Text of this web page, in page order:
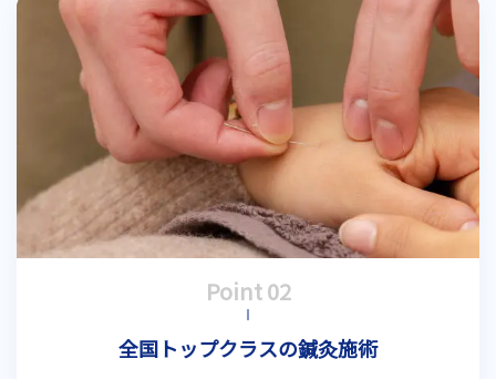
全国トップクラスの鍼灸施術